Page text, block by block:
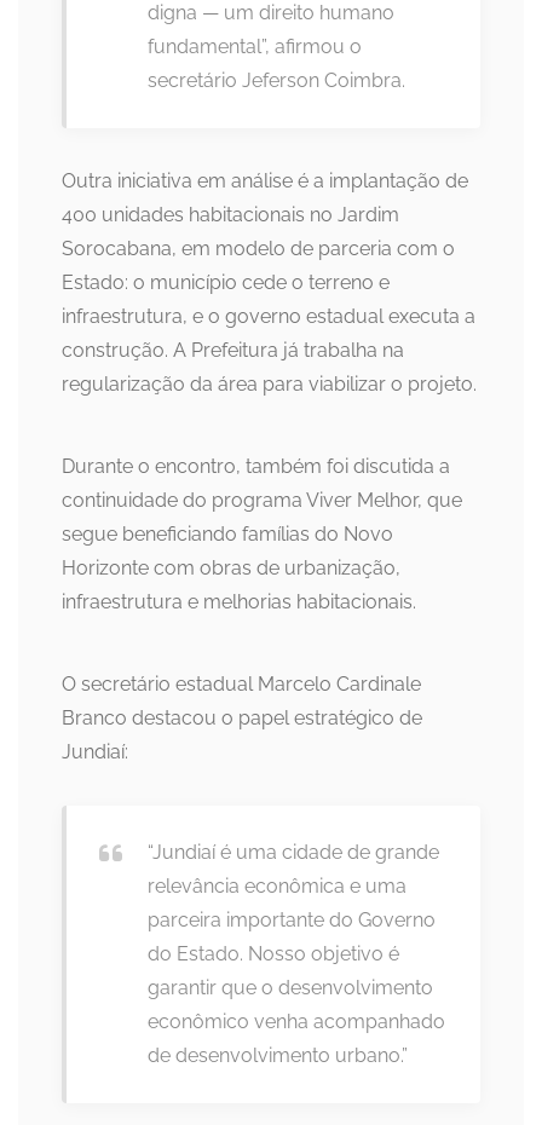
digna — um direito humano
fundamental”, afirmou o
secretário Jeferson Coimbra.
Outra iniciativa em análise é a implantação de
400 unidades habitacionais no Jardim
Sorocabana, em modelo de parceria com o
Estado: o município cede o terreno e
infraestrutura, e o governo estadual executa a
construção. A Prefeitura já trabalha na
regularização da área para viabilizar o projeto.
Durante o encontro, também foi discutida a
continuidade do programa Viver Melhor, que
segue beneficiando famílias do Novo
Horizonte com obras de urbanização,
infraestrutura e melhorias habitacionais.
O secretário estadual Marcelo Cardinale
Branco destacou o papel estratégico de
Jundiaí:
“Jundiaí é uma cidade de grande
relevância econômica e uma
parceira importante do Governo
do Estado. Nosso objetivo é
garantir que o desenvolvimento
econômico venha acompanhado
de desenvolvimento urbano.”